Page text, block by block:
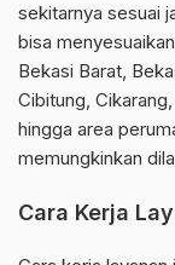
sekitarnya sesuai
bisa
Bekasi Barat,
Cibitung,
hingga area
memungkinkan
Cara Kerja